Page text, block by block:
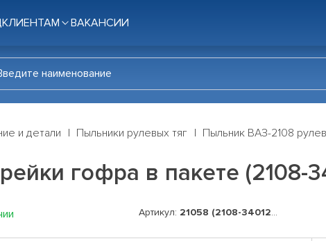
КЛИЕНТАМ ВАКАНСИИ
и детали Пыльники рулевых тяг Пыльник ВАЗ-2108
гофра в пакете (2108-
Артикул: 21058 (2108-3401224)